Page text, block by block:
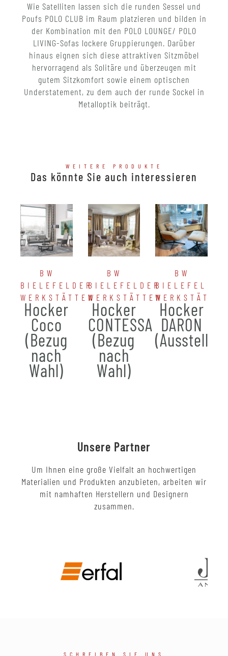
Wie Satelliten lassen sich die runden Sessel und
Poufs POLO CLUB im Raum platzieren und bilden in
der Kombination mit den POLO LOUNGE/ POLO
LIVING-Sofas lockere Gruppierungen. Darüber
hinaus eignen sich diese attraktiven Sitzmöbel
hervorragend als Solitäre und überzeugen mit
gutem Sitzkomfort sowie einem optischen
Understatement, zu dem auch der runde Sockel in
Metalloptik beiträgt.
WEITERE PRODUKTE
Das könnte Sie auch interessieren
BW
BIELEFELDER
WERKSTÄTTEN
Hocker
Coco
(Bezug
nach
Wahl)
BW
BIELEFELDER
WERKSTÄTTEN
Hocker
CONTESSA
(Bezug
nach
Wahl)
BW
BIELEFELDER
Hocker
DARON
Unsere Partner
Um Ihnen eine große Vielfalt an hochwertigen
Materialien und Produkten anzubieten, arbeiten wir
mit namhaften Herstellern und Designern
zusammen.
SCHREIBEN SIE UNS